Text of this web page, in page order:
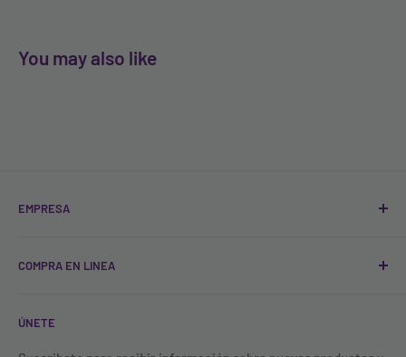
You may also like
EMPRESA
Sucursales
Blog
COMPRA EN LINEA
FAQ'S
ÚNETE